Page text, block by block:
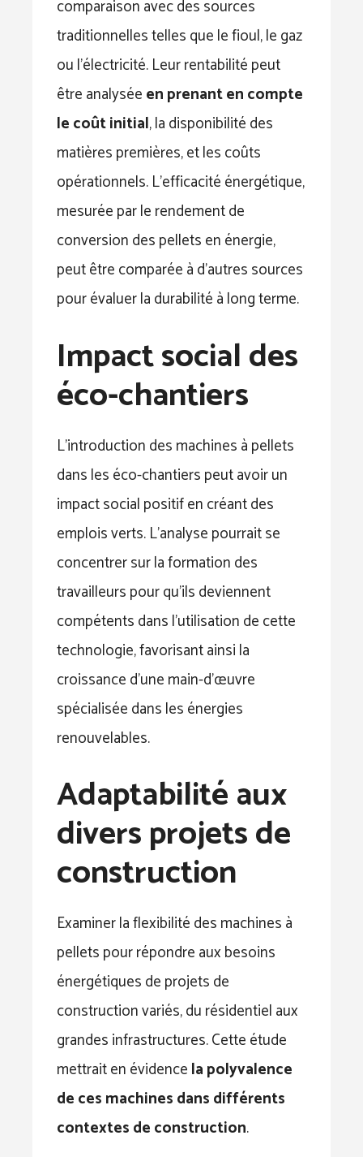
comparaison avec des sources
traditionnelles telles que le fioul, le gaz
ou l’électricité. Leur rentabilité peut
être analyséeen prenant en compte
le coût initial, la disponibilité des
matières premières, et les coûts
opérationnels. L’efficacité énergétique,
mesurée par le rendement de
conversion des pellets en énergie,
peut être comparée à d’autres sources
pour évaluer la durabilité à long terme.
Impact social des
éco-chantiers
L’introduction des machines à pellets
dans les éco-chantiers peut avoir un
impact social positif en créant des
emplois verts. L’analyse pourrait se
concentrer sur la formation des
travailleurs pour qu’ils deviennent
compétents dans l’utilisation de cette
technologie, favorisant ainsi la
croissance d’une main-d’œuvre
spécialisée dans les énergies
renouvelables.
Adaptabilité aux
divers projets de
construction
Examiner la flexibilité des machines à
pellets pour répondre aux besoins
énergétiques de projets de
construction variés, du résidentiel aux
grandes infrastructures. Cette étude
mettrait en évidencela polyvalence
de ces machines dans différents
contextes de construction.